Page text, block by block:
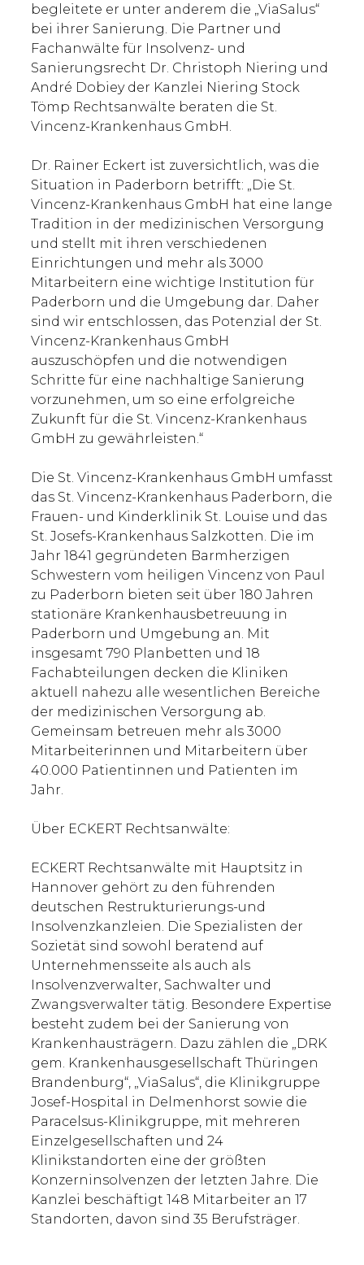
begleitete er unter anderem die „ViaSalus“
bei ihrer Sanierung. Die Partner und
Fachanwälte für Insolvenz- und
Sanierungsrecht Dr. Christoph Niering und
André Dobiey der Kanzlei Niering Stock
Tömp Rechtsanwälte beraten die St.
Vincenz-Krankenhaus GmbH.
Dr. Rainer Eckert ist zuversichtlich, was die
Situation in Paderborn betrifft: „Die St.
Vincenz-Krankenhaus GmbH hat eine lange
Tradition in der medizinischen Versorgung
und stellt mit ihren verschiedenen
Einrichtungen und mehr als 3000
Mitarbeitern eine wichtige Institution für
Paderborn und die Umgebung dar. Daher
sind wir entschlossen, das Potenzial der St.
Vincenz-Krankenhaus GmbH
auszuschöpfen und die notwendigen
Schritte für eine nachhaltige Sanierung
vorzunehmen, um so eine erfolgreiche
Zukunft für die St. Vincenz-Krankenhaus
GmbH zu gewährleisten.“
Die St. Vincenz-Krankenhaus GmbH umfasst
das St. Vincenz-Krankenhaus Paderborn, die
Frauen- und Kinderklinik St. Louise und das
St. Josefs-Krankenhaus Salzkotten. Die im
Jahr 1841 gegründeten Barmherzigen
Schwestern vom heiligen Vincenz von Paul
zu Paderborn bieten seit über 180 Jahren
stationäre Krankenhausbetreuung in
Paderborn und Umgebung an. Mit
insgesamt 790 Planbetten und 18
Fachabteilungen decken die Kliniken
aktuell nahezu alle wesentlichen Bereiche
der medizinischen Versorgung ab.
Gemeinsam betreuen mehr als 3000
Mitarbeiterinnen und Mitarbeitern über
40.000 Patientinnen und Patienten im
Jahr.
Über ECKERT Rechtsanwälte:
ECKERT Rechtsanwälte mit Hauptsitz in
Hannover gehört zu den führenden
deutschen Restrukturierungs-und
Insolvenzkanzleien. Die Spezialisten der
Sozietät sind sowohl beratend auf
Unternehmensseite als auch als
Insolvenzverwalter, Sachwalter und
Zwangsverwalter tätig. Besondere Expertise
besteht zudem bei der Sanierung von
Krankenhausträgern. Dazu zählen die „DRK
gem. Krankenhausgesellschaft Thüringen
Brandenburg“, „ViaSalus“, die Klinikgruppe
Josef-Hospital in Delmenhorst sowie die
Paracelsus-Klinikgruppe, mit mehreren
Einzelgesellschaften und 24
Klinikstandorten eine der größten
Konzerninsolvenzen der letzten Jahre. Die
Kanzlei beschäftigt 148 Mitarbeiter an 17
Standorten, davon sind 35 Berufsträger.